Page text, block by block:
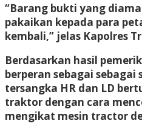
“Barang bukti yang
pakaikan kepada para
kembali,” jelas Kapolres
Berdasarkan hasil
berperan sebagai sebagai
tersangka HR dan LD
traktor dengan cara
mengikat mesin tractor